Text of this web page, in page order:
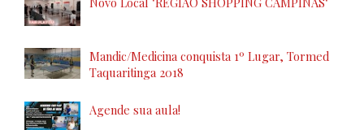
Mandic/Medicina conquista 1º Lugar, Tormed
Taquaritinga 2018
Agende sua aula!